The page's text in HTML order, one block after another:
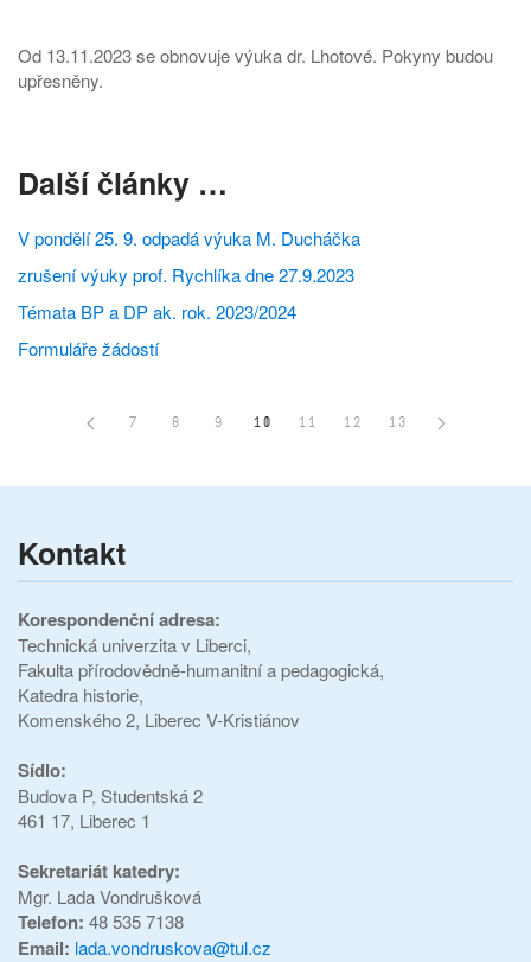
Od 13.11.2023 se obnovuje výuka dr. Lhotové. Pokyny budou
upřesněny.
Další články …
V pondělí 25. 9. odpadá výuka M. Ducháčka
zrušení výuky prof. Rychlíka dne 27.9.2023
Témata BP a DP ak. rok. 2023/2024
Formuláře žádostí
7 8 9 10 11 12 13
Kontakt
Korespondenční adresa:
Technická univerzita v Liberci,
Fakulta přírodovědně-humanitní a pedagogická,
Katedra historie,
Komenského 2, Liberec V-Kristiánov
Sídlo:
Budova P, Studentská 2
461 17, Liberec 1
Sekretariát katedry:
Mgr. Lada Vondrušková
Telefon: 48 535 7138
Email: lada.vondruskova@tul.cz